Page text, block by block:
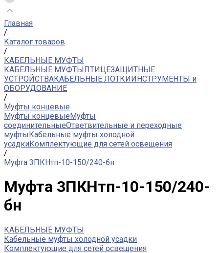
Главная
/
Каталог товаров
/
КАБЕЛЬНЫЕ МУФТЫ
КАБЕЛЬНЫЕ МУФТЫПТИЦЕЗАЩИТНЫЕ
УСТРОЙСТВАКАБЕЛЬНЫЕ ЛОТКИИНСТРУМЕНТЫ и
ОБОРУДОВАНИЕ
/
Муфты концевые
Муфты концевыеМуфты
соединительныеОтветвительные и переходные
муфтыКабельные муфты холодной
усадкиКомплектующие для сетей освещения
/
Муфта 3ПКНтп-10-150/240-бн
Муфта 3ПКНтп-10-150/240-
бн
КАБЕЛЬНЫЕ МУФТЫ
Кабельные муфты холодной усадки
Комплектующие для сетей освещения